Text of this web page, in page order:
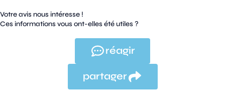
Votre avis nous intéresse !
Ces informations vous ont-elles été utiles ?
réagir
partager